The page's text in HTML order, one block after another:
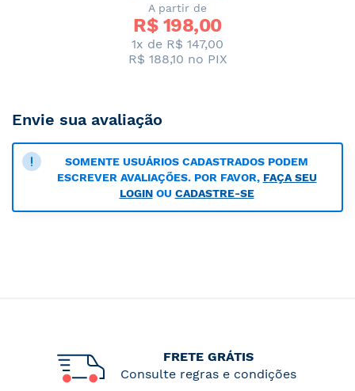
A partir de
R$ 198,00
1x de R$ 147,00
R$ 188,10 no PIX
Envie sua avaliação
SOMENTE USUÁRIOS CADASTRADOS PODEM
ESCREVER AVALIAÇÕES. POR FAVOR, FAÇA SEU
LOGINOU CADASTRE-SE
FRETE GRÁTIS
Consulte regras e condições